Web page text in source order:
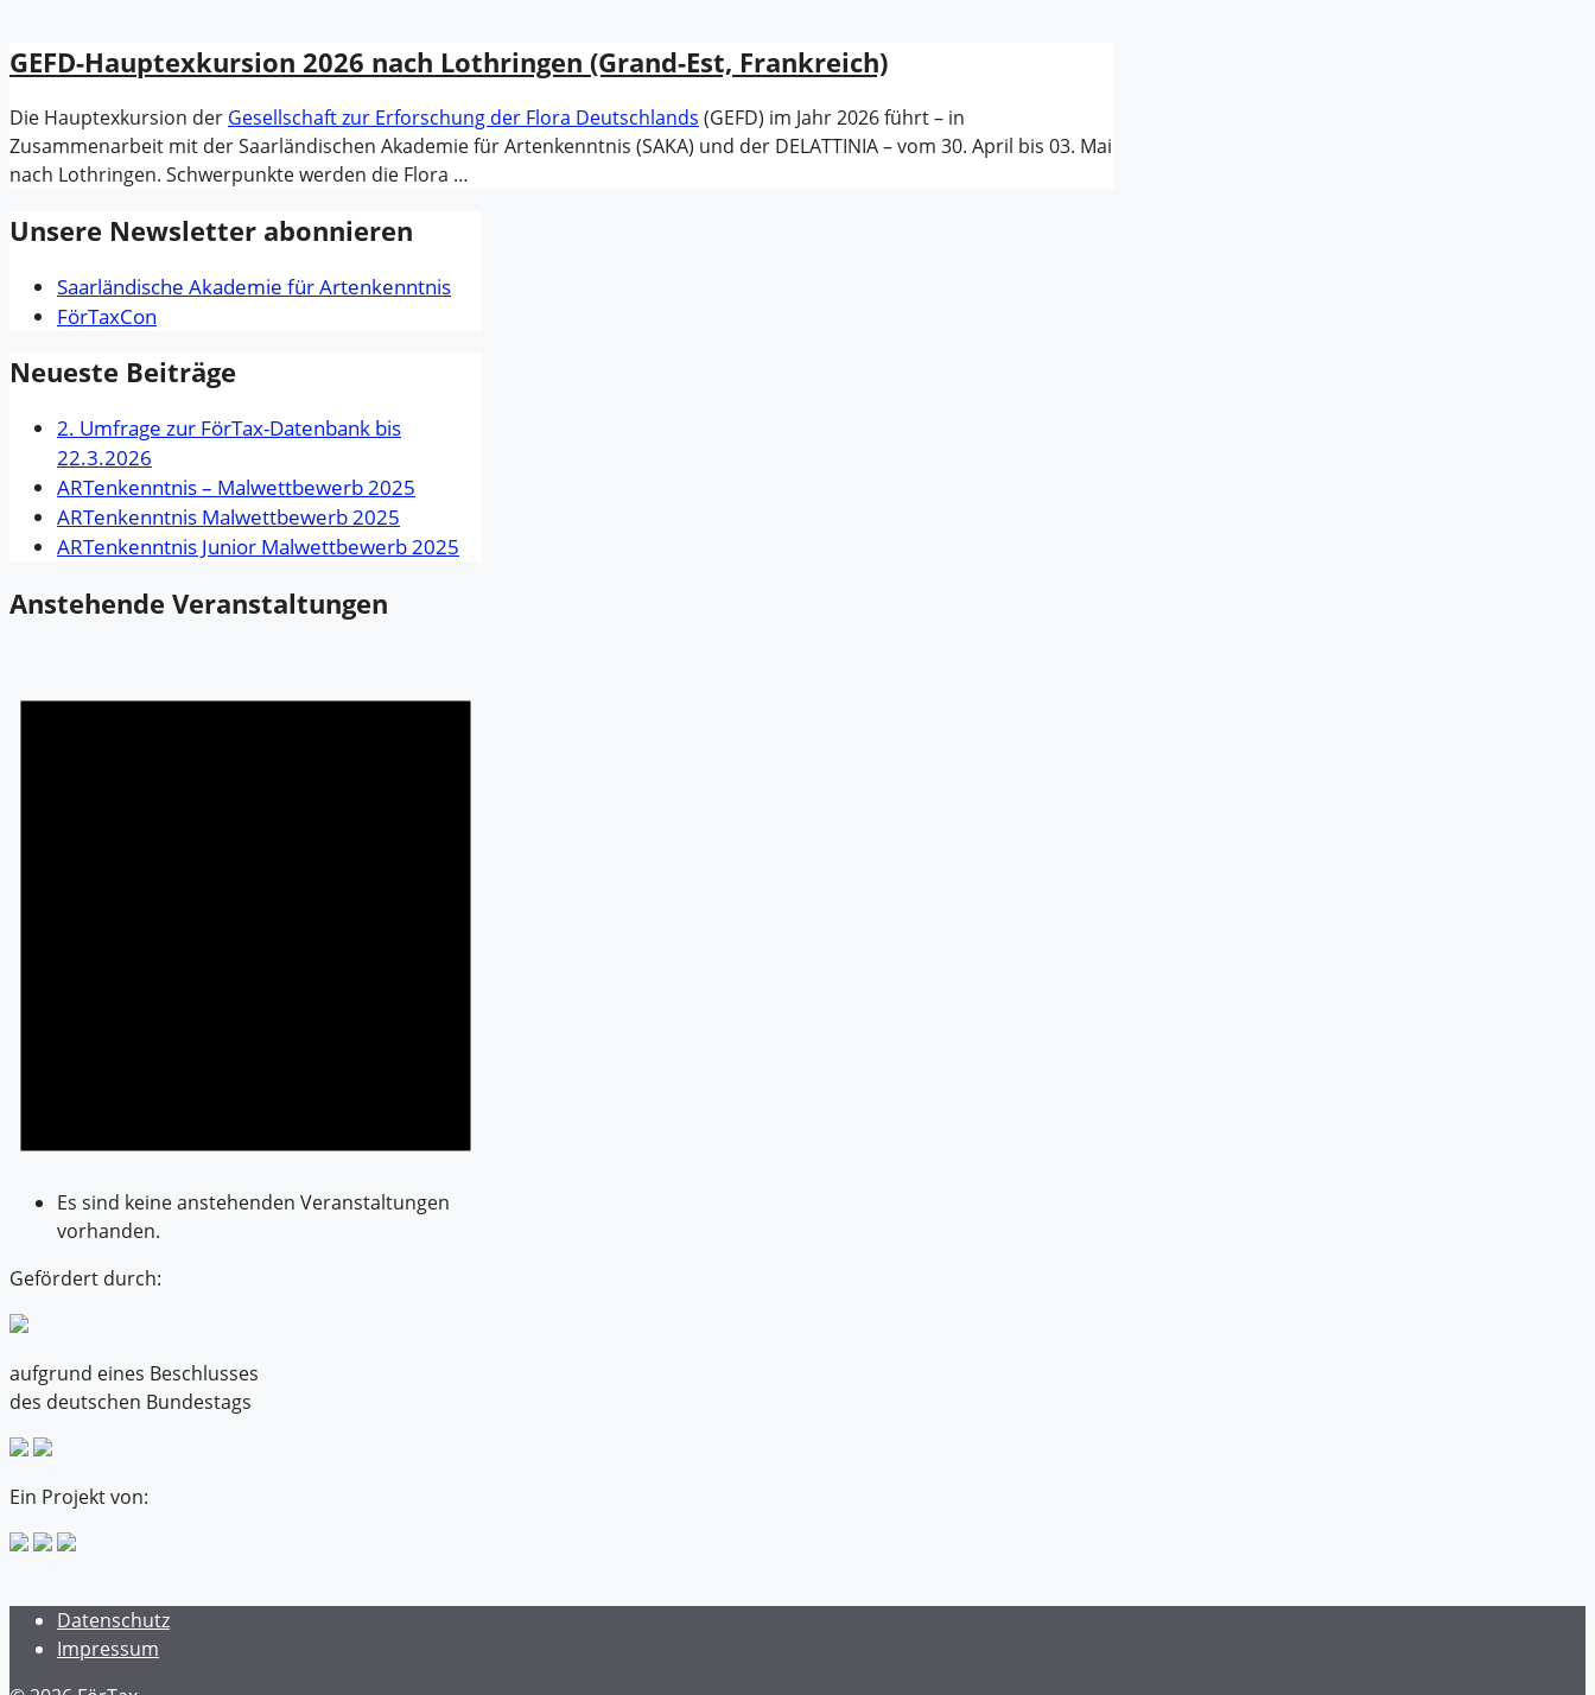
GEFD-Hauptexkursion 2026 nach Lothringen (Grand-Est, Frankreich)
Die Hauptexkursion der Gesellschaft zur Erforschung der Flora Deutschlands (GEFD) im Jahr 2026 führt – in
Zusammenarbeit mit der Saarländischen Akademie für Artenkenntnis (SAKA) und der DELATTINIA – vom 30. April bis 03. Mai
nach Lothringen. Schwerpunkte werden die Flora …
Unsere Newsletter abonnieren
Saarländische Akademie für Artenkenntnis
FörTaxCon
Neueste Beiträge
2. Umfrage zur FörTax-Datenbank bis
22.3.2026
ARTenkenntnis – Malwettbewerb 2025
ARTenkenntnis Malwettbewerb 2025
ARTenkenntnis Junior Malwettbewerb 2025
Anstehende Veranstaltungen
Es sind keine anstehenden Veranstaltungen
vorhanden.
Gefördert durch:
aufgrund eines Beschlusses
des deutschen Bundestags
Ein Projekt von:
Datenschutz
Impressum